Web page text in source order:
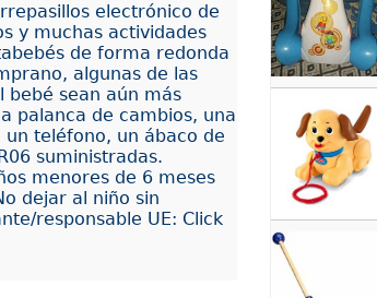
electrónico de
y muchas actividades
de forma redonda
algunas de las
bebé sean aún más
palanca de cambios, una
teléfono, un ábaco de
suministradas.
menores de 6 meses
dejar al niño sin
responsable UE: Click